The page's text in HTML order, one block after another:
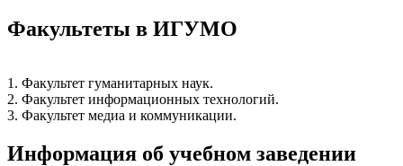
Факультеты в ИГУМО
1. Факультет гуманитарных наук.
2. Факультет информационных технологий.
3. Факультет медиа и коммуникации.
Информация об учебном заведении